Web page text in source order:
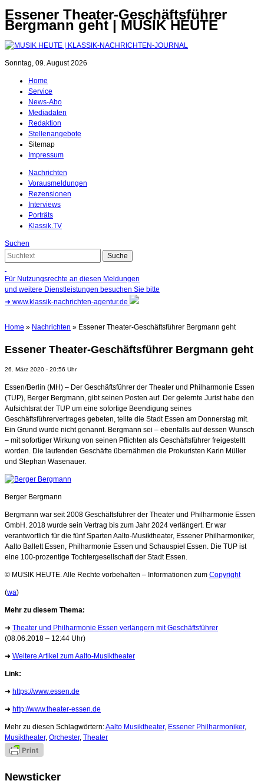
Essener Theater-Geschäftsführer
Bergmann geht | MUSIK HEUTE
Sonntag, 09. August 2026
Home
Service
News-Abo
Mediadaten
Redaktion
Stellenangebote
Sitemap
Impressum
Nachrichten
Vorausmeldungen
Rezensionen
Interviews
Porträts
Klassik.TV
Suchen
Für Nutzungsrechte an diesen Meldungen
und weitere Dienstleistungen besuchen Sie bitte
➜ www.klassik-nachrichten-agentur.de
Home » Nachrichten » Essener Theater-Geschäftsführer Bergmann geht
Essener Theater-Geschäftsführer Bergmann geht
26. März 2020 - 20:56 Uhr
Essen/Berlin (MH) – Der Geschäftsführer der Theater und Philharmonie Essen
(TUP), Berger Bergmann, gibt seinen Posten auf. Der gelernte Jurist habe den
Aufsichtsrat der TUP um eine sofortige Beendigung seines
Geschäftsführervertrages gebeten, teilte die Stadt Essen am Donnerstag mit.
Ein Grund wurde nicht genannt. Bergmann sei – ebenfalls auf dessen Wunsch
– mit sofortiger Wirkung von seinen Pflichten als Geschäftsführer freigestellt
worden. Die laufenden Geschäfte übernähmen die Prokuristen Karin Müller
und Stephan Wasenauer.
Berger Bergmann
Bergmann war seit 2008 Geschäftsführer der Theater und Philharmonie Essen
GmbH. 2018 wurde sein Vertrag bis zum Jahr 2024 verlängert. Er war
verantwortlich für die fünf Sparten Aalto-Musiktheater, Essener Philharmoniker,
Aalto Ballett Essen, Philharmonie Essen und Schauspiel Essen. Die TUP ist
eine 100-prozentige Tochtergesellschaft der Stadt Essen.
© MUSIK HEUTE. Alle Rechte vorbehalten – Informationen zum Copyright
(wa)
Mehr zu diesem Thema:
➜ Theater und Philharmonie Essen verlängern mit Geschäftsführer
(08.06.2018 – 12:44 Uhr)
➜ Weitere Artikel zum Aalto-Musiktheater
Link:
➜ https://www.essen.de
➜ http://www.theater-essen.de
Mehr zu diesen Schlagwörtern:Aalto Musiktheater, Essener Philharmoniker,
Musiktheater, Orchester, Theater
Newsticker